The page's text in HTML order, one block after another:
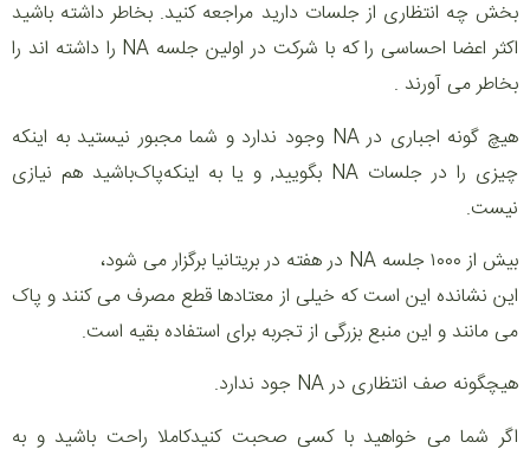
بخش چه انتظاری از جلسات دارید مراجعه کنید. بخاطر داشته باشید
اکثر اعضا احساسی را که با شرکت در اولین جلسه NA را داشته اند را
بخاطر می آورند .
هیچ گونه اجباری در NA وجود ندارد و شما مجبور نیستید به اینکه
چیزی را در جلسات NA بگویید, و یا ‌به اینکه‌پاک‌باشید هم نیازی
نیست.
بیش از ۱۰۰۰ جلسه NA در هفته در بریتانیا برگزار می شود،
این نشانده این است که خیلی از معتادها قطع مصرف می کنند و پاک
می مانند و این منبع بزرگی از تجربه برای استفاده بقیه است.
هیچگونه صف انتظاری در NA جود ندارد.
اگر شما می خواهید با کسی صحبت کنیدکاملا راحت باشید و به